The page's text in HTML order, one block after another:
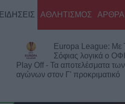
ΕΙΔΗΣΕΙΣ ΑΘΛΗΤΙΣΜΟΣ ΑΡΘΡΑ
Europa League:
Σόφιας λογικά ο
Play Off - Τα αποτελέσματα
αγώνων στον Γ' προκριματικό